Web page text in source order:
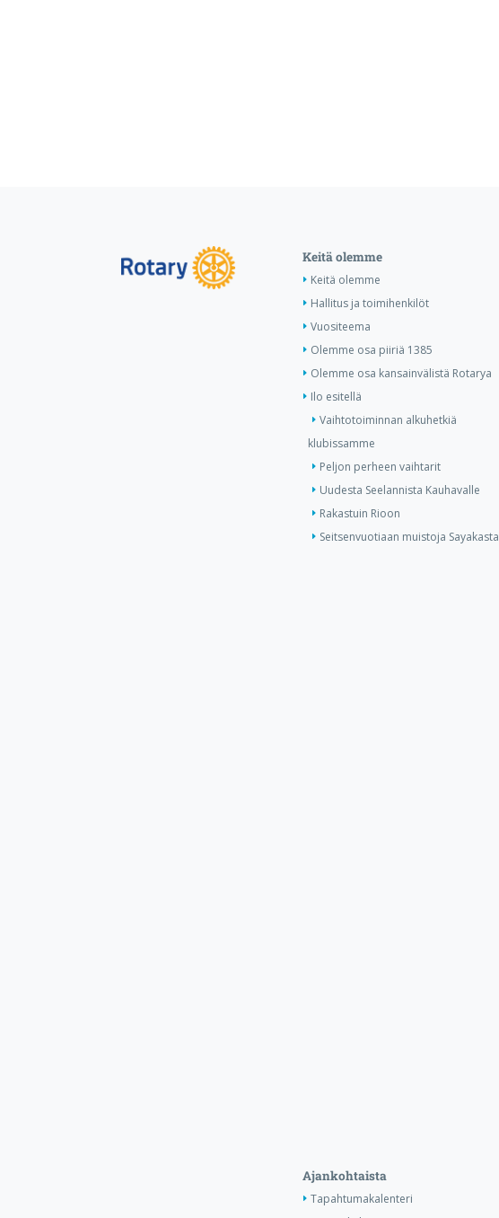
Keitä olemme
Keitä olemme
Hallitus ja toimihenkilöt
Vuositeema
Olemme osa piiriä 1385
Olemme osa kansainvälistä Rotarya
Ilo esitellä
Vaihtotoiminnan alkuhetkiä
klubissamme
Peljon perheen vaihtarit
Uudesta Seelannista Kauhavalle
Rakastuin Rioon
Seitsenvuotiaan muistoja Sayakasta
Ajankohtaista
Tapahtumakalenteri